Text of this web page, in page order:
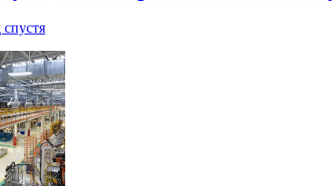
спустя